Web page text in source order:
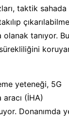
taktik sahada
tanıyor. Bu
yeteneği, 5G
(İHA)
Donanımda